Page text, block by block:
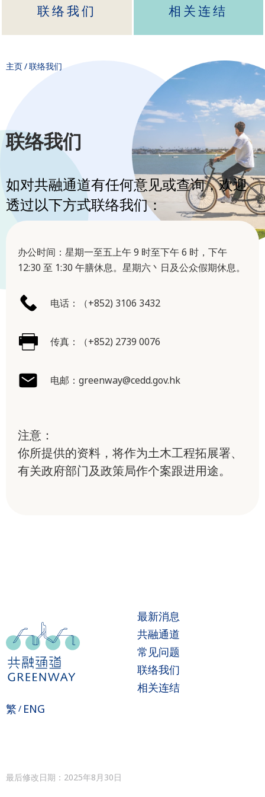
联络我们 相关连结
主页/联络我们
联络我们
如对共融通道有任何意见或查询，欢迎
透过以下方式联络我们：
办公时间：星期一至五上午 9 时至下午 6 时，下午
12:30 至 1:30 午膳休息。星期六丶日及公众假期休息。
电话：（+852) 3106 3432
传真：（+852) 2739 0076
电邮： greenway@cedd.gov.hk
注意：
你所提供的资料，将作为土木工程拓展署、
有关政府部门及政策局作个案跟进用途。
最新消息
共融通道
常见问题
联络我们
相关连结
繁 / ENG
最后修改日期：2025年8月30日